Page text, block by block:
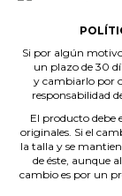
Si por algún
un plazo de 30
y cambiarlo por
responsabilidad
El producto debe
originales. Si el
la talla y se
de éste, aunque
cambio es por un